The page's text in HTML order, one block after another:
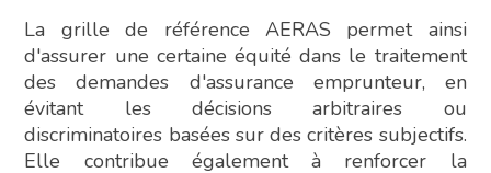
La grille de référence AERAS permet ainsi
d'assurer une certaine équité dans le traitement
des demandes d'assurance emprunteur, en
évitant les décisions arbitraires ou
discriminatoires basées sur des critères subjectifs.
Elle contribue également à renforcer la